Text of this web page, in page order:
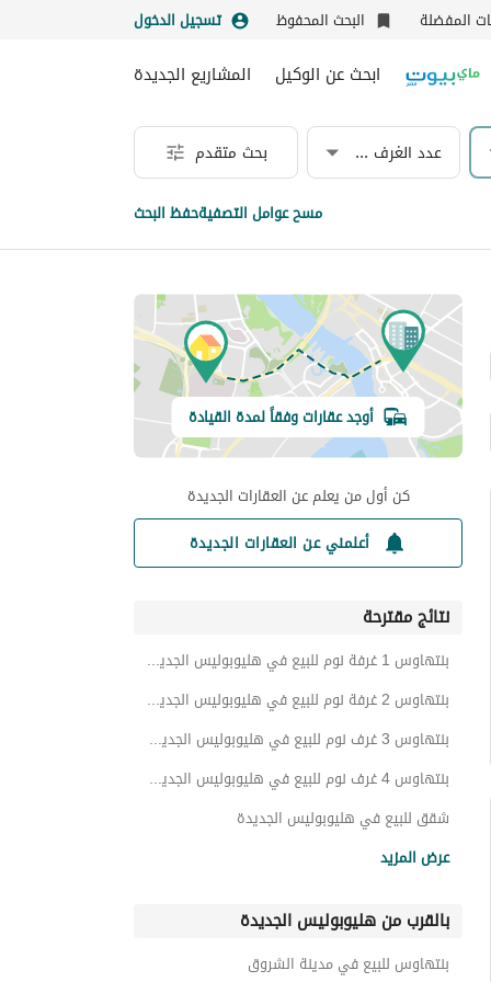
المفضلة البحث المحفوظ تسجيل الدخول
ابحث عن الوكيل المشاريع الجديدة
عدد الغرف & الحمامات بحث متقدم
مسح عوامل التصفيةحفظ البحث
أوجد عقارات وفقاً لمدة القيادة
كن أول من يعلم عن العقارات الجديدة
أعلمني عن العقارات الجديدة
نتائج مقترحة
بنتهاوس 1 غرفة نوم للبيع في هليوبوليس الجديدة
بنتهاوس 2 غرفة نوم للبيع في هليوبوليس الجديدة
بنتهاوس 3 غرف نوم للبيع في هليوبوليس الجديدة
بنتهاوس 4 غرف نوم للبيع في هليوبوليس الجديدة
شقق للبيع في هليوبوليس الجديدة
توين هاوس للبيع في هليوبوليس الجديدة
دوبليكس للبيع في هليوبوليس الجديدة
عرض المزيد
بالقرب من هليوبوليس الجديدة
بنتهاوس للبيع في مدينة الشروق